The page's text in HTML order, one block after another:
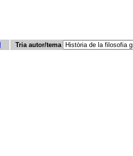
Tria autor/tema